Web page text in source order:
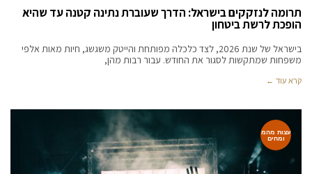
תרומה לנזקקים בישראל: הדרך שעוברת נתינה קטנה עד שהיא
הופכת לרשת ביטחון
בישראל של שנת 2026, לצד כלכלה מפותחת והייטק משגשג, חיות מאות אלפי
משפחות שמתקשות לסגור את החודש. עבור רבות מהן,
קרא עוד ←
עצות מהמ
ומחים